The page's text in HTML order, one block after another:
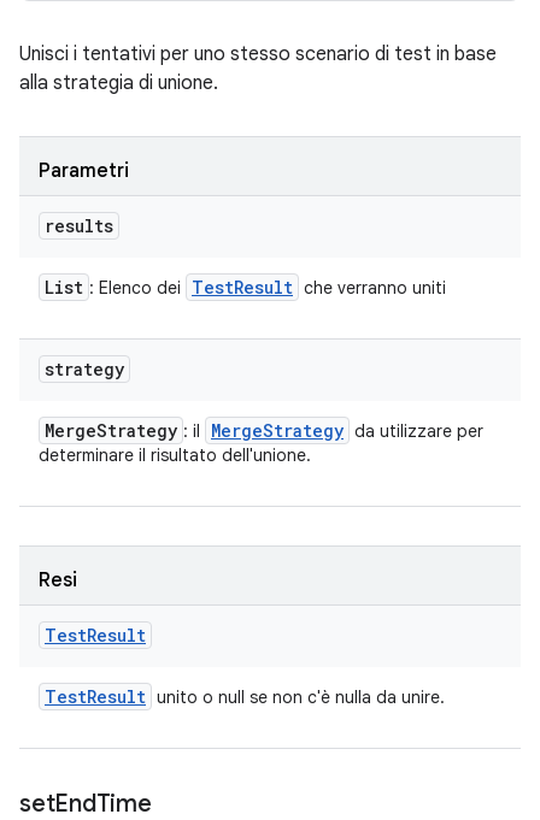
Unisci i tentativi per uno stesso scenario di test in base
alla strategia di unione.
Parametri
results
List : Elenco dei TestResult che verranno uniti
strategy
MergeStrategy : il MergeStrategy da utilizzare per
determinare il risultato dell'unione.
Resi
TestResult
TestResult unito o null se non c'è nulla da unire.
setEndTime